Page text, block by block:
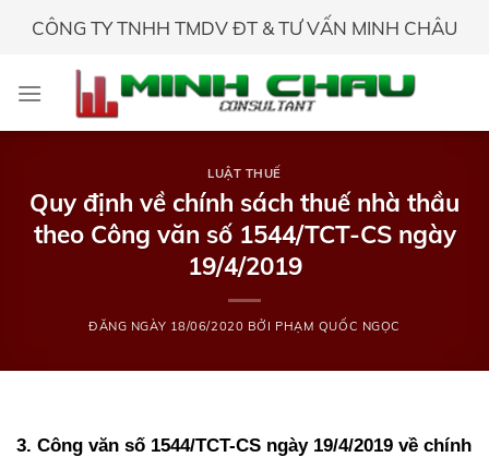
CÔNG TY TNHH TMDV ĐT & TƯ VẤN MINH CHÂU
LUẬT THUẾ
Quy định về chính sách thuế nhà thầu
theo Công văn số 1544/TCT-CS ngày
19/4/2019
ĐĂNG NGÀY 18/06/2020 BỞI PHẠM QUỐC NGỌC
3. Công văn số 1544/TCT-CS ngày 19/4/2019 về chính